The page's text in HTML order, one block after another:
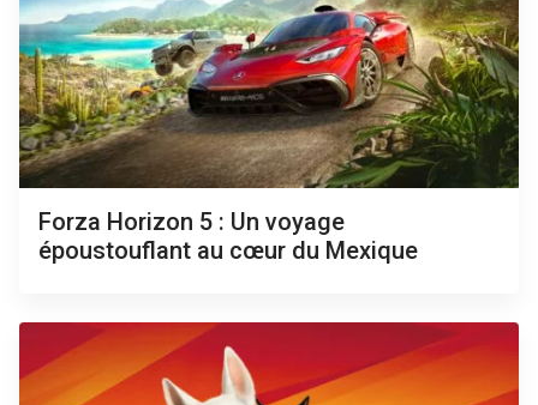
Forza Horizon 5 : Un voyage
époustouflant au cœur du Mexique